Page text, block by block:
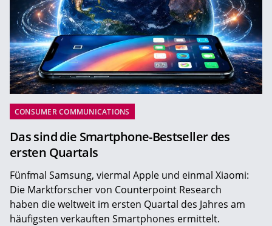
CONSUMER COMMUNICATIONS
Das sind die Smartphone-Bestseller des
ersten Quartals
Fünfmal Samsung, viermal Apple und einmal Xiaomi:
Die Marktforscher von Counterpoint Research
haben die weltweit im ersten Quartal des Jahres am
häufigsten verkauften Smartphones ermittelt.